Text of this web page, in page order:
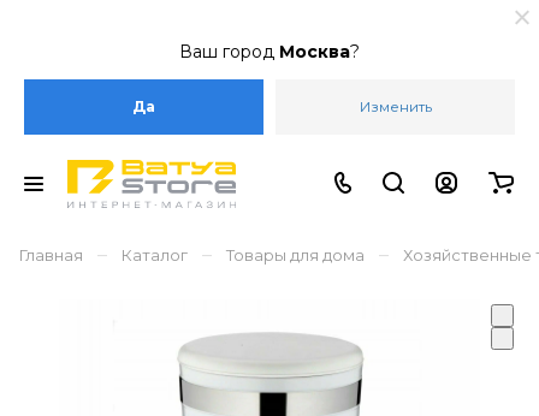
Ваш город Москва?
Да Изменить
Главная – Каталог – Товары для дома – Хозяйственные